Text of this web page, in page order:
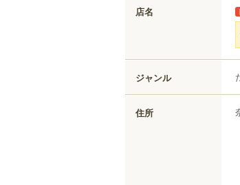
店名
ジャンル
住所